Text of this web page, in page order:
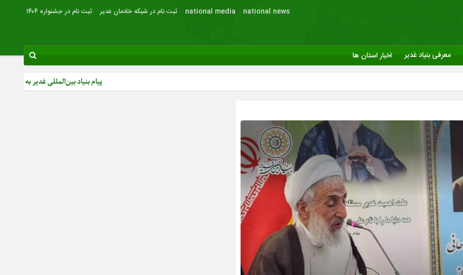
national news
national media ثبت نام در شبکه خادمان غدیر ثبت نام در جشنواره ۱۴۰۴
معرفی بنیاد غدیر اخبار استان ها
پیام بنیاد بین‌المللی غدیر به مناسبت روز خبرنگار